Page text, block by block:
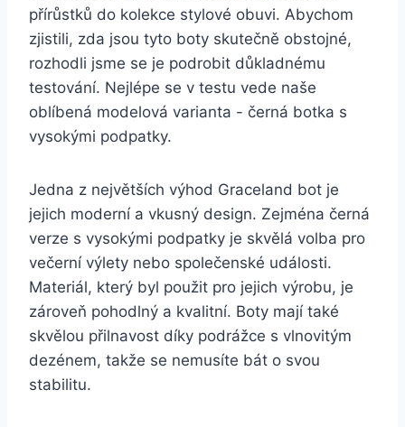
přírůstků‍ do kolekce stylové obuvi.⁤ Abychom
zjistili, zda jsou ​tyto boty skutečně‌ obstojné,
rozhodli jsme⁤ se ⁢je ​podrobit ‌důkladnému
testování. Nejlépe se v testu vede naše
oblíbená modelová ⁤varianta ⁣- černá botka s
vysokými podpatky.
Jedna z největších výhod Graceland bot je
jejich moderní a‍ vkusný⁣ design. Zejména‍ černá
verze s​ vysokými podpatky je skvělá volba pro
večerní výlety nebo společenské události.
Materiál,‍ který byl použit pro jejich ‌výrobu, ‌je
zároveň pohodlný a kvalitní.⁤ Boty mají​ také⁢
skvělou přilnavost ​díky ‌podrážce s vlnovitým​
dezénem,⁣ takže‌ se nemusíte bát o svou​
stabilitu.